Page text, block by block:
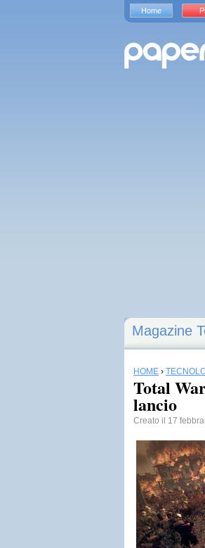
Magazine
HOME ›
Total
lancio
Creato il 17
Home